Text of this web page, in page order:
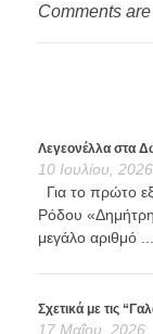
Comments
Λεγεονέλλα στα
10 Ιουλίου, 2026
Για το πρώτο
Ρόδου
μεγάλο αριθμό ...
Σχετικά με τις
17 Μαΐου, 2026